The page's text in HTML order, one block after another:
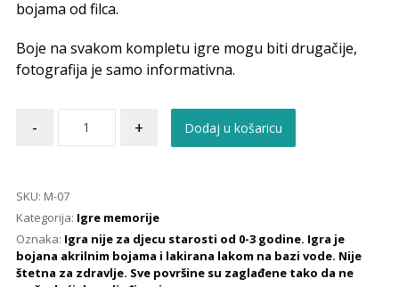
bojama od filca.
Boje na svakom kompletu igre mogu biti drugačije,
fotografija je samo informativna.
- + Dodaj u košaricu
SKU: M-07
Kategorija: Igre memorije
Oznaka: Igra nije za djecu starosti od 0-3 godine. Igra je
bojana akrilnim bojama i lakirana lakom na bazi vode. Nije
štetna za zdravlje. Sve površine su zaglađene tako da ne